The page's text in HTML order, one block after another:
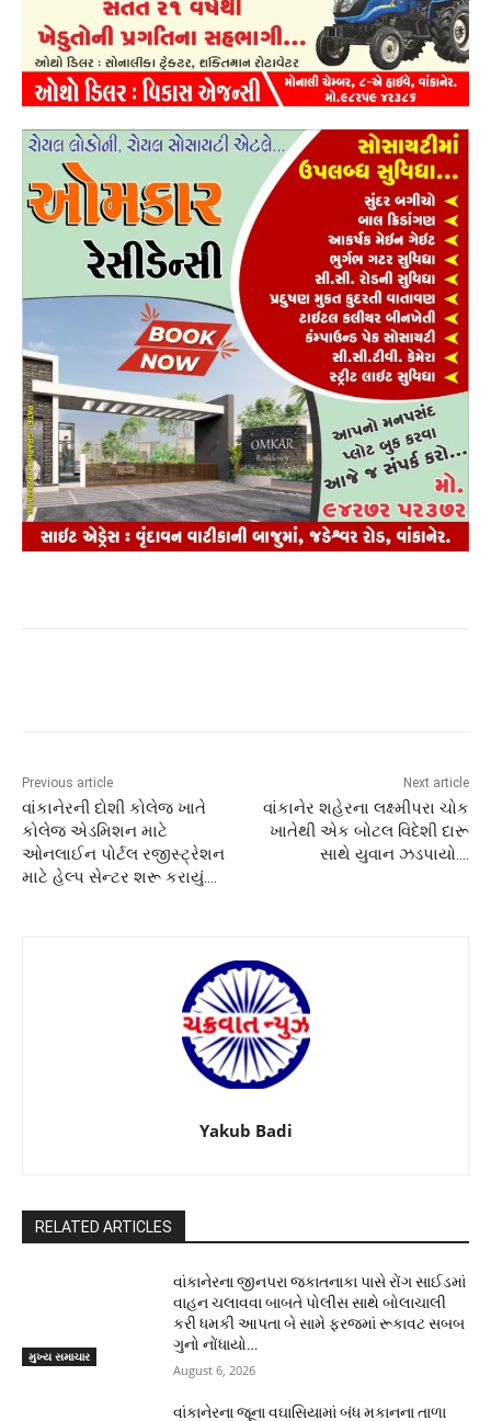
Previous article
વાંકાનેરની દોશી કોલેજ ખાતે
કોલેજ એડમિશન માટે
ઓનલાઈન પોર્ટલ રજીસ્ટ્રેશન
માટે હેલ્પ સેન્ટર શરૂ કરાયું….
Next article
વાંકાનેર શહેરના લક્ષ્મીપરા ચોક
ખાતેથી એક બોટલ વિદેશી દારૂ
સાથે યુવાન ઝડપાયો….
Yakub Badi
RELATED ARTICLES
મુખ્ય સમાચાર
વાંકાનેરના જીનપરા જકાતનાકા પાસે રોંગ સાઈડમાં
વાહન ચલાવવા બાબતે પોલીસ સાથે બોલાચાલી
કરી ધમકી આપતા બે સામે ફરજમાં રૂકાવટ સબબ
ગુનો નોંધાયો…
August 6, 2026
વાંકાનેરના જૂના વઘાસિયામાં બંધ મકાનના તાળા